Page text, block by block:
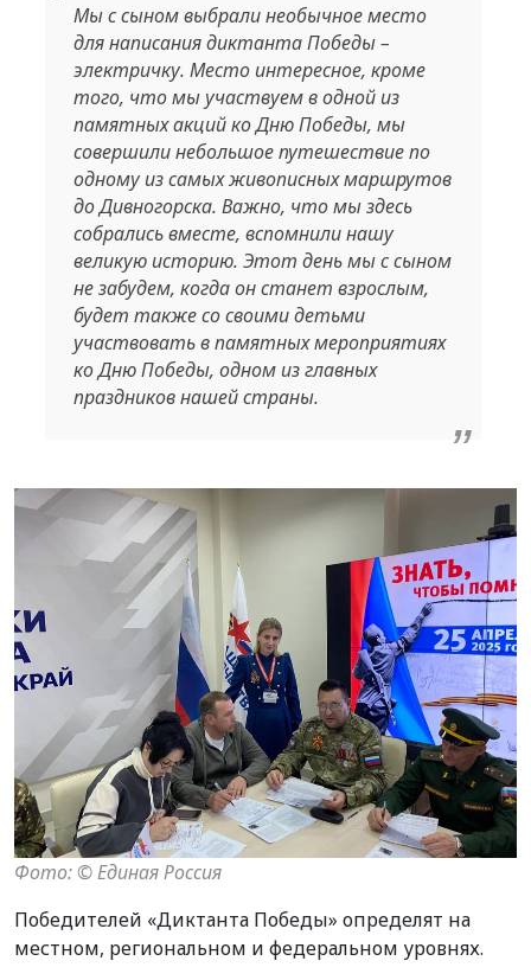
Мы с сыном выбрали необычное место
для написания диктанта Победы –
электричку. Место интересное, кроме
того, что мы участвуем в одной из
памятных акций ко Дню Победы, мы
совершили небольшое путешествие по
одному из самых живописных маршрутов
до Дивногорска. Важно, что мы здесь
собрались вместе, вспомнили нашу
великую историю. Этот день мы с сыном
не забудем, когда он станет взрослым,
будет также со своими детьми
участвовать в памятных мероприятиях
ко Дню Победы, одном из главных
праздников нашей страны.
Фото: ©️ Единая Россия
Победителей «Диктанта Победы» определят на
местном, региональном и федеральном уровнях.